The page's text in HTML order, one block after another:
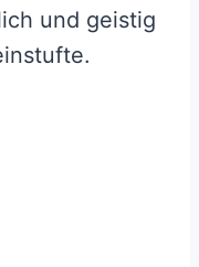
und geistig